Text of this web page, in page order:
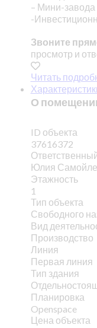
– Мини-завода
-
Звоните
просмотр и
Читать
О
ID объекта
37616372
Юлия
Этажность
1
Тип объекта
Свободного
Вид
Производство
Линия
Первая линия
Тип здания
Планировка
Openspace
Цена объекта